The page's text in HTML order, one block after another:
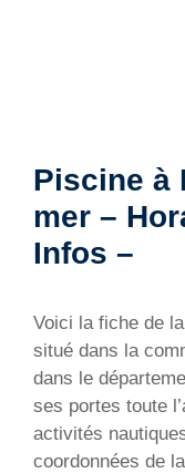
Piscine à
mer –
Infos –
Voici la fiche de
situé dans la
dans le
ses portes toute
activités
coordonnées de